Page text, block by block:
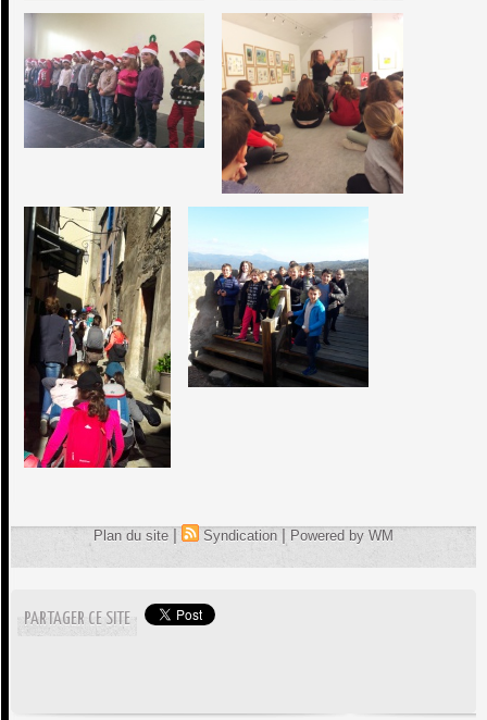
Plan du site | Syndication | Powered by WM
PARTAGER CE SITE